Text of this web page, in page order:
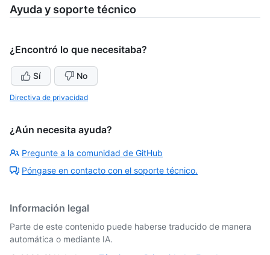
Ayuda y soporte técnico
¿Encontró lo que necesitaba?
Sí No
Directiva de privacidad
¿Aún necesita ayuda?
Pregunte a la comunidad de GitHub
Póngase en contacto con el soporte técnico.
Información legal
Parte de este contenido puede haberse traducido de manera
automática o mediante IA.